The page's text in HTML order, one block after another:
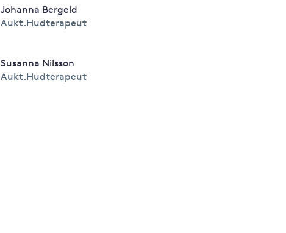
Johanna Bergeld
Aukt.Hudterapeut
Susanna Nilsson
Aukt.Hudterapeut